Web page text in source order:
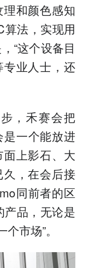
和颜色感知
法，实现用
“这个设备目
业人士，还
，禾赛会把
一个能放进
上影石、大
，在会后接
同前者的区
产品，无论是
市场”。